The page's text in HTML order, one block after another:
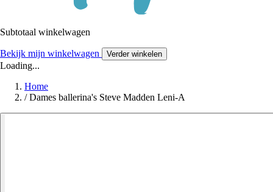
Subtotaal winkelwagen
Bekijk mijn winkelwagen Verder winkelen
Loading...
Home
/ Dames ballerina's Steve Madden Leni-A